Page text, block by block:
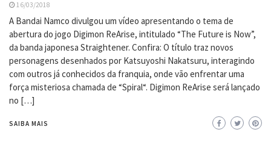
16/03/2018
A Bandai Namco divulgou um vídeo apresentando o tema de
abertura do jogo Digimon ReArise, intitulado “The Future is Now”,
da banda japonesa Straightener. Confira: O título traz novos
personagens desenhados por Katsuyoshi Nakatsuru, interagindo
com outros já conhecidos da franquia, onde vão enfrentar uma
força misteriosa chamada de “Spiral“. Digimon ReArise será lançado
no […]
SAIBA MAIS